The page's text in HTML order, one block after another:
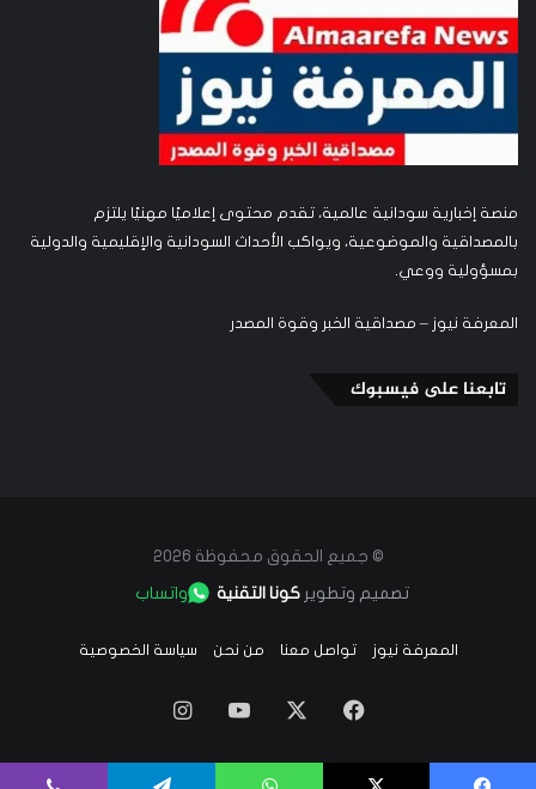
منصة إخبارية سودانية عالمية، تقدم محتوى إعلاميًا مهنيًا يلتزم
بالمصداقية والموضوعية، ويواكب الأحداث السودانية والإقليمية والدولية
بمسؤولية ووعي.
المعرفة نيوز – مصداقية الخبر وقوة المصدر
تابعنا على فيسبوك
© جميع الحقوق محفوظة 2026
تصميم وتطويركونا التقنية واتساب
المعرفة نيوز تواصل معنا من نحن سياسة الخصوصية
فيسبوك ‫YouTube